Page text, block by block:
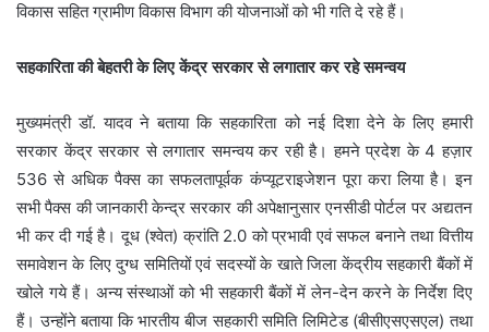
विकास सहित ग्रामीण विकास विभाग की योजनाओं को भी गति दे रहे हैं।
सहकारिता की बेहतरी के लिए केंद्र सरकार से लगातार कर रहे समन्वय
मुख्यमंत्री डॉ. यादव ने बताया कि सहकारिता को नई दिशा देने के लिए हमारी
सरकार केंद्र सरकार से लगातार समन्वय कर रही है। हमने प्रदेश के 4 हज़ार
536 से अधिक पैक्स का सफलतापूर्वक कंप्यूटराइजेशन पूरा करा लिया है। इन
सभी पैक्स की जानकारी केन्द्र सरकार की अपेक्षानुसार एनसीडी पोर्टल पर अद्यतन
भी कर दी गई है। दूध (श्वेत) क्रांति 2.0 को प्रभावी एवं सफल बनाने तथा वित्तीय
समावेशन के लिए दुग्ध समितियों एवं सदस्यों के खाते जिला केंद्रीय सहकारी बैंकों में
खोले गये हैं। अन्य संस्थाओं को भी सहकारी बैंकों में लेन-देन करने के निर्देश दिए
हैं। उन्होंने बताया कि भारतीय बीज सहकारी समिति लिमिटेड (बीसीएसएसएल) तथा